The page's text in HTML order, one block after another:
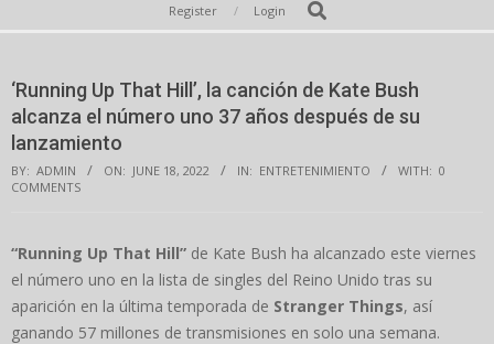
Navigation
Register Login Search
‘Running Up That Hill’, la canción de Kate Bush
alcanza el número uno 37 años después de su
lanzamiento
BY: ADMIN ON: JUNE 18, 2022 IN: ENTRETENIMIENTO WITH: 0
COMMENTS
“Running Up That Hill” de Kate Bush ha alcanzado este viernes
el número uno en la lista de singles del Reino Unido tras su
aparición en la última temporada de Stranger Things, así
ganando 57 millones de transmisiones en solo una semana.